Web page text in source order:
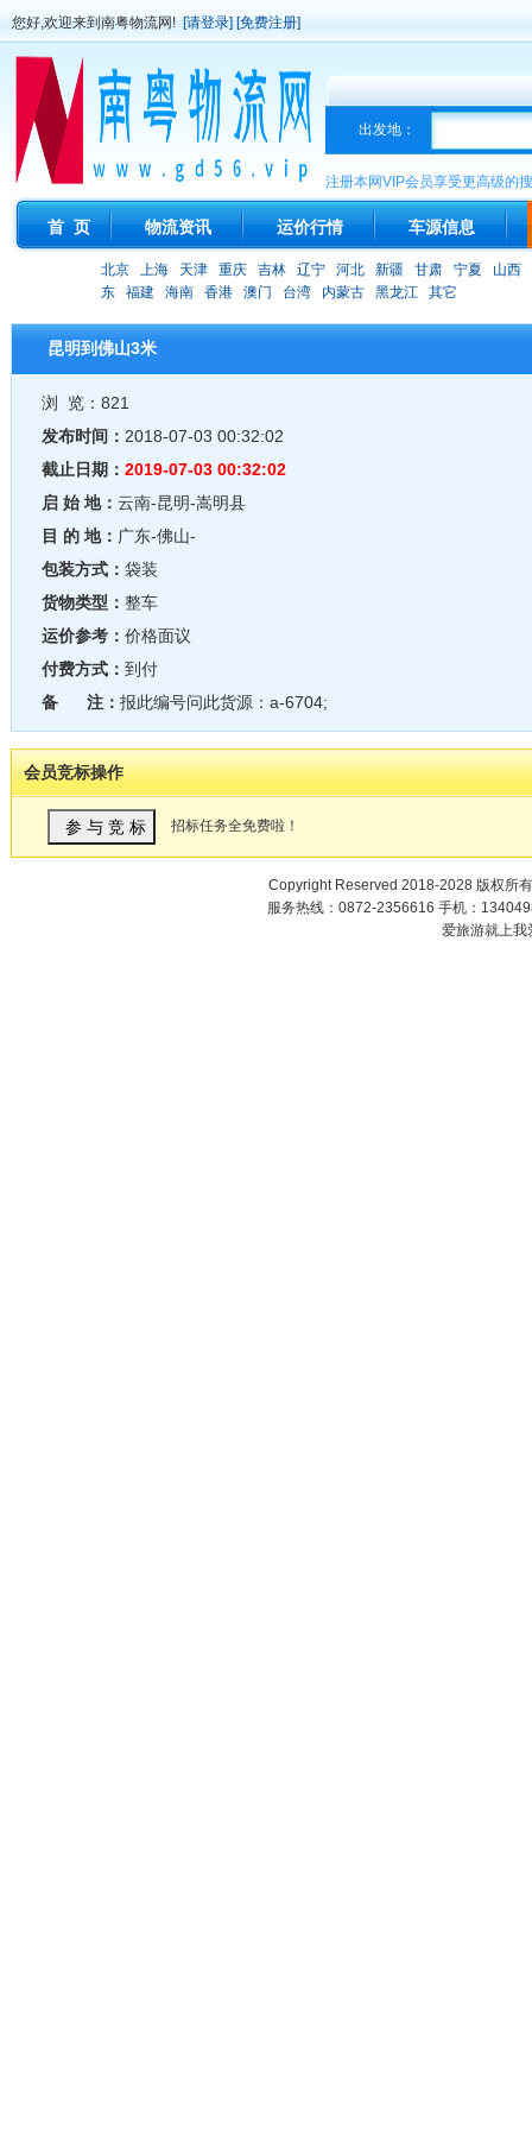
您好,欢迎来到南粤物流网! [请登录] [免费注册]
出发地：
注册本网VIP会员享受更高级的
首 页 物流资讯 运价行情 车源信息
北京 上海 天津 重庆 吉林 辽宁 河北 新疆 甘肃 宁夏
山西
东
福建 海南 香港 澳门 台湾 内蒙古 黑龙江 其它
昆明到佛山3米
浏 览：821
发布时间： 2018-07-03 00:32:02
截止日期： 2019-07-03 00:32:02
启 始 地： 云南-昆明-嵩明县
目 的 地： 广东-佛山-
包装方式： 袋装
货物类型： 整车
运价参考： 价格面议
付费方式： 到付
备 注： 报此编号问此货源：a-6704;
会员竞标操作
招标任务全免费啦！
Copyright Reserved 2018-2028 版权所
服务热线：0872-2356616 手机：
爱旅游就上我